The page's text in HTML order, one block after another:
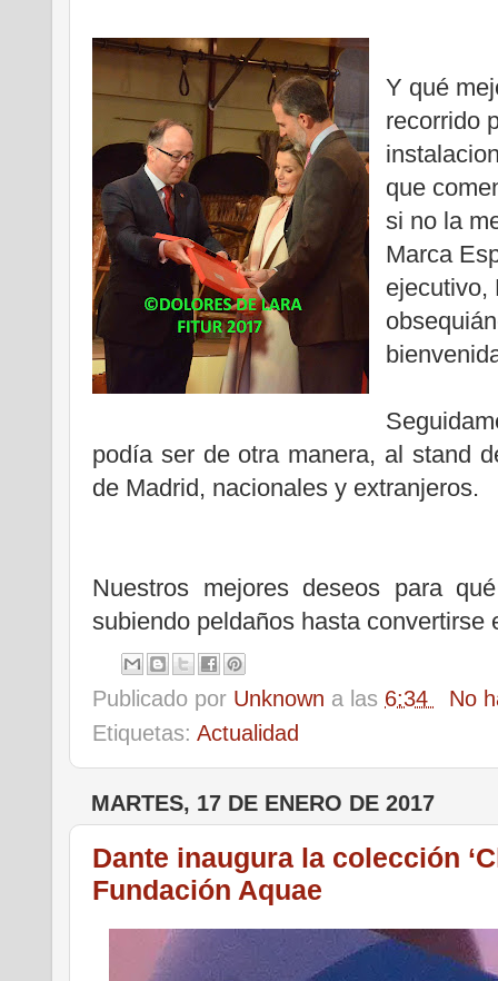
Y qué
recorrido
que
si no la
Marca
ejecutivo,
podía ser de otra manera, al stand
de Madrid, nacionales y extranjeros.
Nuestros mejores deseos para
subiendo peldaños hasta convertirse
Publicado por Unknown a las 6:34
No
Etiquetas: Actualidad
MARTES, 17 DE ENERO DE 2017
Dante inaugura la colección
Fundación Aquae